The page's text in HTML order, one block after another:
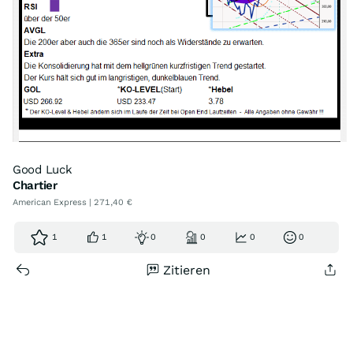
Good Luck
Chartier
American Express | 271,40 €
1 1 0 0 0 0
Zitieren